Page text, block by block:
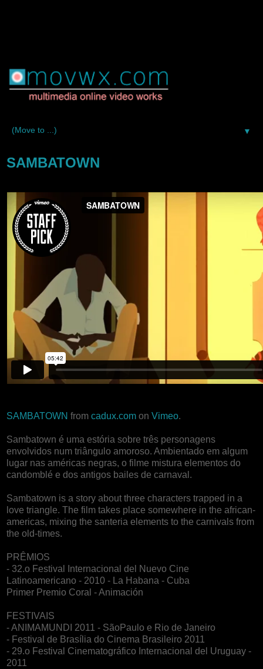
▼
SAMBATOWN
SAMBATOWN from cadux.com on Vimeo.
Sambatown é uma estória sobre três personagens
envolvidos num triângulo amoroso. Ambientado em algum
lugar nas américas negras, o filme mistura elementos do
candomblé e dos antigos bailes de carnaval.
Sambatown is a story about three characters trapped in a
love triangle. The film takes place somewhere in the african-
americas, mixing the santeria elements to the carnivals from
the old-times.
PRÊMIOS
- 32.o Festival Internacional del Nuevo Cine
Latinoamericano - 2010 - La Habana - Cuba
Primer Premio Coral - Animación
FESTIVAIS
- ANIMAMUNDI 2011 - SãoPaulo e Rio de Janeiro
- Festival de Brasília do Cinema Brasileiro 2011
- 29.o Festival Cinematográfico Internacional del Uruguay -
2011